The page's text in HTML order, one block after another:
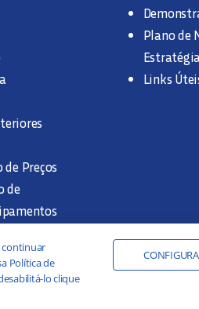
Preços
de
Plano de
Links
continuar
Política de
lo clique